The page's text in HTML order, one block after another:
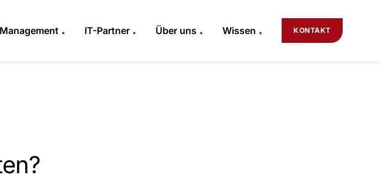
. IT-Partner . Über uns . Wissen . KONTAKT